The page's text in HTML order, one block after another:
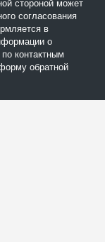
согласования
в
о
контактным
обратной